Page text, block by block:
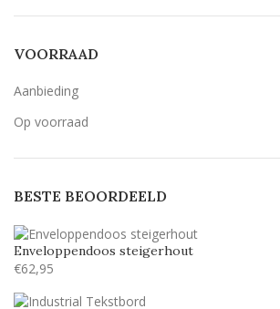
Century Gothic
Geen belettering
LillyBelle 6
Lucida handwriting
Monotype corosiva 9
Stea
VOORRAAD
Aanbieding
Op voorraad
BESTE BEOORDEELD
Enveloppendoos steigerhout
€62,95